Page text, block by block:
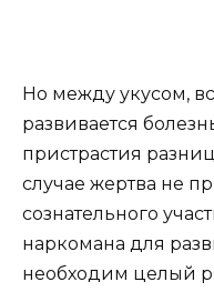
Но между укусом,
развивается
пристрастия
случае жертва не
сознательного
наркомана для
необходим целый